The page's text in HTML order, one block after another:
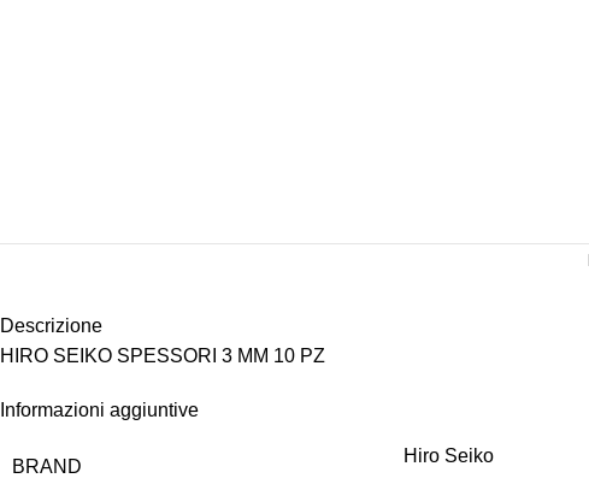
Descrizione
HIRO SEIKO SPESSORI 3 MM 10 PZ
Informazioni aggiuntive
BRAND
Hiro Seiko